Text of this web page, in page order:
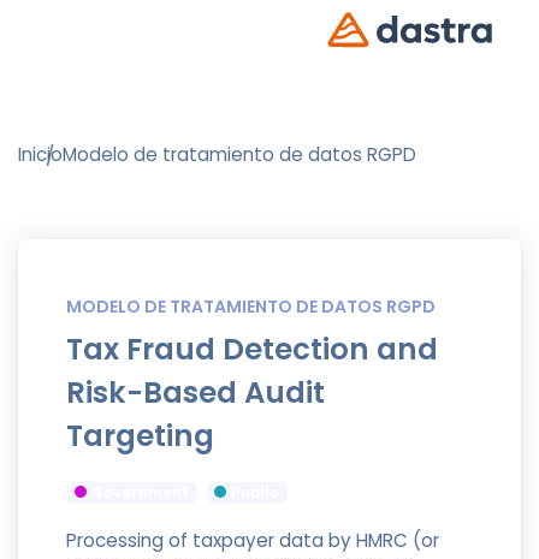
InicioModelo de tratamiento de datos RGPD
MODELO DE TRATAMIENTO DE DATOS RGPD
Tax Fraud Detection and
Risk-Based Audit
Targeting
Processing of taxpayer data by HMRC (or